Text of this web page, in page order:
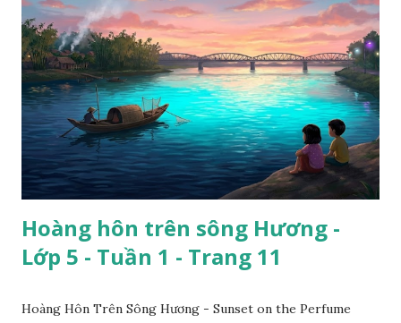
Hoàng hôn trên sông Hương -
Lớp 5 - Tuần 1 - Trang 11
Hoàng Hôn Trên Sông Hương - Sunset on the Perfume